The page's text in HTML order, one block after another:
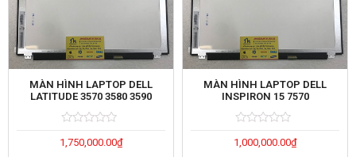
MÀN HÌNH LAPTOP DELL
LATITUDE 3570 3580 3590
0
1,750,000.00₫
MÀN HÌNH LAPTOP DELL
INSPIRON 15 7570
0
1,000,000.00₫